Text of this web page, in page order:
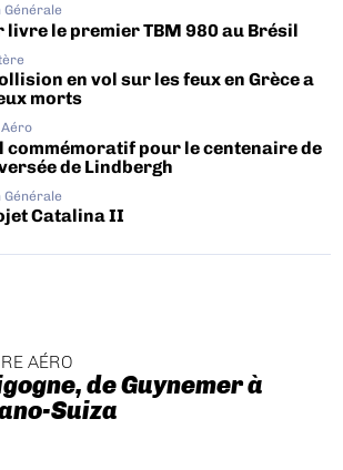
Générale
livre le premier TBM 980 au Brésil
en vol sur les feux en Grèce a
morts
commémoratif pour le centenaire de
de Lindbergh
Générale
Catalina II
AÉRO
de Guynemer à
Suiza